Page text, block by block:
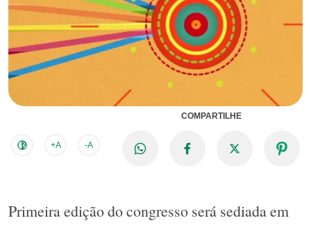
+A -A
COMPARTILHE
Primeira edição do congresso será sediada em